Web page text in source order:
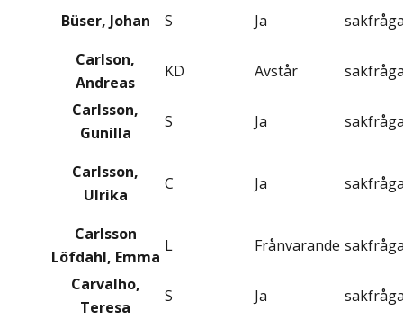
Büser, Johan S Ja
Carlson,
Andreas
KD Avstår
Carlsson,
Gunilla
S Ja
Carlsson,
Ulrika
C Ja
Carlsson
Löfdahl, Emma
L Frånvarande
Carvalho,
Teresa
S Ja